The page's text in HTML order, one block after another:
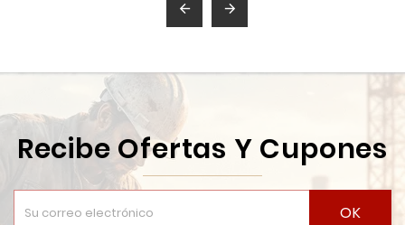
 
Recibe Ofertas Y Cupones
OK